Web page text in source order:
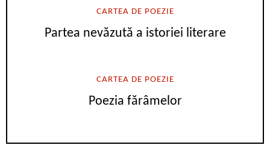
CARTEA DE POEZIE
Partea nevăzută a istoriei literare
CARTEA DE POEZIE
Poezia fărâmelor